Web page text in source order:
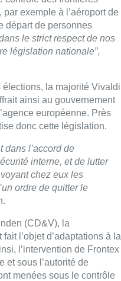
exemple à l’aéroport de
départ de personnes
le strict respect de nos
législation nationale”,
la majorité Vivaldi
ainsi au gouvernement
européenne. Près
donc cette législation.
dans l’accord de
interne, et de lutter
chez eux les
ordre de quitter le
(CD&V), la
l’objet d’adaptations à la
l’intervention de Frontex
et sous l’autorité de
menées sous le contrôle